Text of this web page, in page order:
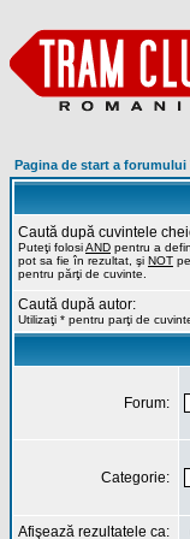
Pagina de start a forumului
Caută după cuvintele
Puteţi folosiAND pentru a
pot sa fie în rezultat, şi NOT
pentru părţi de cuvinte.
Caută după autor:
Utilizaţi * pentru parţi de
Forum:
Categorie:
Afişează rezultatele ca: